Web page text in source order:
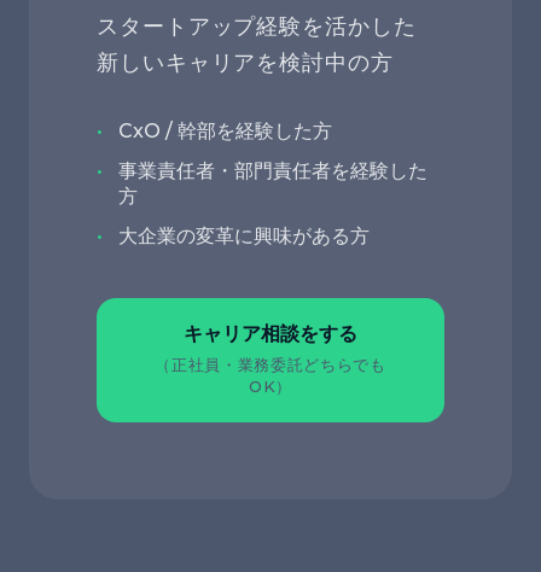
スタートアップ経験を活かした
新しいキャリアを検討中の方
CxO / 幹部を経験した方
事業責任者・部門責任者を経験した
方
大企業の変革に興味がある方
キャリア相談をする
（正社員・業務委託どちらでも
OK）